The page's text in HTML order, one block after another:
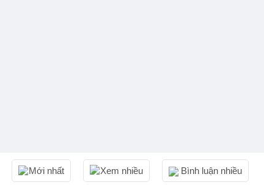
Mới nhất Xem nhiều Bình luận nhiều